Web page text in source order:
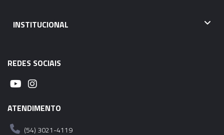
14,50 (M24 – G5/8” – 7/8”) - KWES
EMBREAGEM DE SEGURANÇA TAM. 3B - 20,00 X
EMBREAGEM DE SEGURANÇA TAM. 3B - 22,00 X
INSTITUCIONAL
REDES SOCIAIS
ATENDIMENTO
(54) 3021-4119